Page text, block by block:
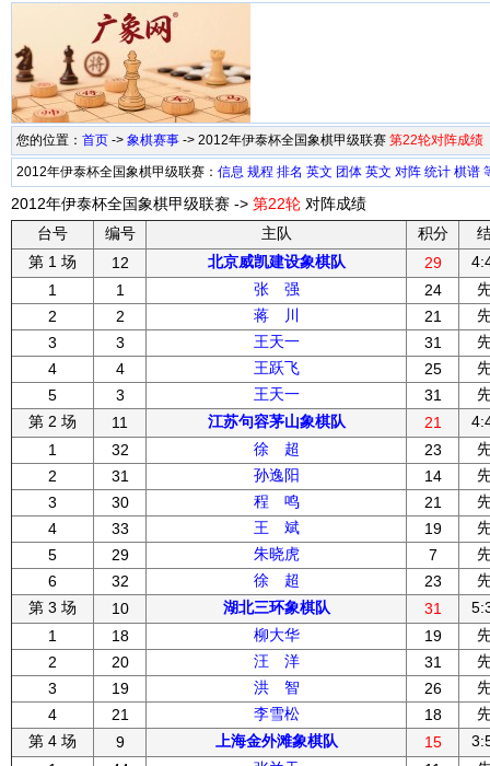
您的位置： 首页 -> 象棋赛事 -> 2012年伊泰杯全国象棋甲级联赛 第22轮对阵成绩
2012年伊泰杯全国象棋甲级联赛： 信息 规程 排名 英文 团体 英文 对阵 统计 棋谱
2012年伊泰杯全国象棋甲级联赛 -> 第22轮 对阵成绩
台号
编号 主队 积分
第 1 场
12 北京威凯建设象棋队 29
1
1 张 强 24
2
2 蒋 川 21
3
3 王天一 31
4
4 王跃飞 25
5
3 王天一 31
第 2 场
11 江苏句容茅山象棋队 21
1
32 徐 超 23
2
31 孙逸阳 14
3
30 程 鸣 21
4
33 王 斌 19
5
29 朱晓虎 7
6
32 徐 超 23
第 3 场
10 湖北三环象棋队 31
1
18 柳大华 19
2
20 汪 洋 31
3
19 洪 智 26
4
21 李雪松 18
第 4 场
9 上海金外滩象棋队 15